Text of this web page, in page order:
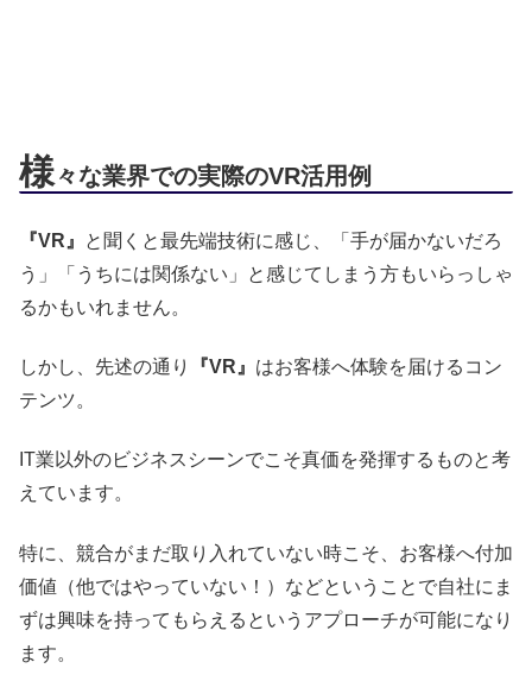
様々な業界での実際のVR活用例
『VR』
と聞くと最先端技術に感じ、「手が届かないだろ
う」「うちには関係ない」と感じてしまう方もいらっしゃ
るかもいれません。
しかし、先述の通り 『VR』 はお客様へ体験を届けるコン
テンツ。
IT業以外のビジネスシーンでこそ真価を発揮するものと考
えています。
特に、競合がまだ取り入れていない時こそ、お客様へ付加
価値（他ではやっていない！）などということで自社にま
ずは興味を持ってもらえるというアプローチが可能になり
ます。